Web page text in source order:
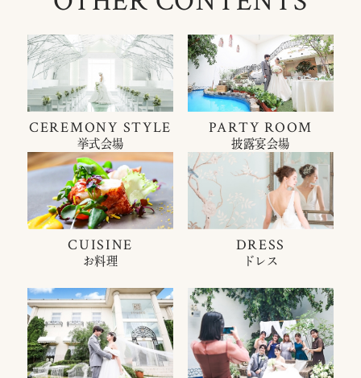
CEREMONY STYLE
挙式会場
PARTY ROOM
披露宴会場
CUISINE
お料理
DRESS
ドレス